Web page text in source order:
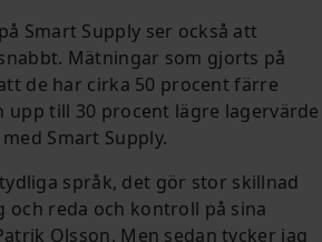
Smart Supply ser också att
Mätningar som gjorts på
de har cirka 50 procent färre
till 30 procent lägre lagervärde
Smart Supply.
språk, det gör stor skillnad
och reda och kontroll på sina
Olsson. Men sedan tycker jag